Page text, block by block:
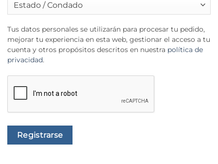
Estado / Condado
Tus datos personales se utilizarán para procesar tu pedido,
mejorar tu experiencia en esta web, gestionar el acceso a tu
cuenta y otros propósitos descritos en nuestra política de
privacidad.
Registrarse